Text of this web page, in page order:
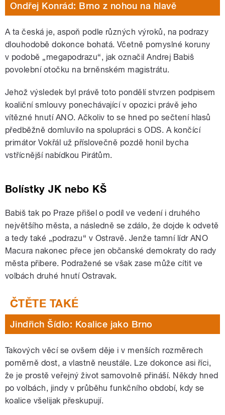
Ondřej Konrád: Brno z nohou na hlavě
A ta česká je, aspoň podle různých výroků, na podrazy
dlouhodobě dokonce bohatá. Včetně pomyslné koruny
v podobě „megapodrazu“, jak označil Andrej Babiš
povolební otočku na brněnském magistrátu.
Jehož výsledek byl právě toto pondělí stvrzen podpisem
koaliční smlouvy ponechávající v opozici právě jeho
vítězné hnutí ANO. Ačkoliv to se hned po sečtení hlasů
předběžně domluvilo na spolupráci s ODS. A končící
primátor Vokřál už příslovečně pozdě honil bycha
vstřícnější nabídkou Pirátům.
Bolístky JK nebo KŠ
Babiš tak po Praze přišel o podíl ve vedení i druhého
největšího města, a následně se zdálo, že dojde k odvetě
a tedy také „podrazu“ v Ostravě. Jenže tamní lídr ANO
Macura nakonec přece jen občanské demokraty do rady
města přibere. Podražené se však zase může cítit ve
volbách druhé hnutí Ostravak.
Jindřich Šídlo: Koalice jako Brno
Takových věcí se ovšem děje i v menších rozměrech
poměrně dost, a vlastně neustále. Lze dokonce asi říci,
že je prostě veřejný život samovolně přináší. Někdy hned
po volbách, jindy v průběhu funkčního období, kdy se
koalice všelijak přeskupují.